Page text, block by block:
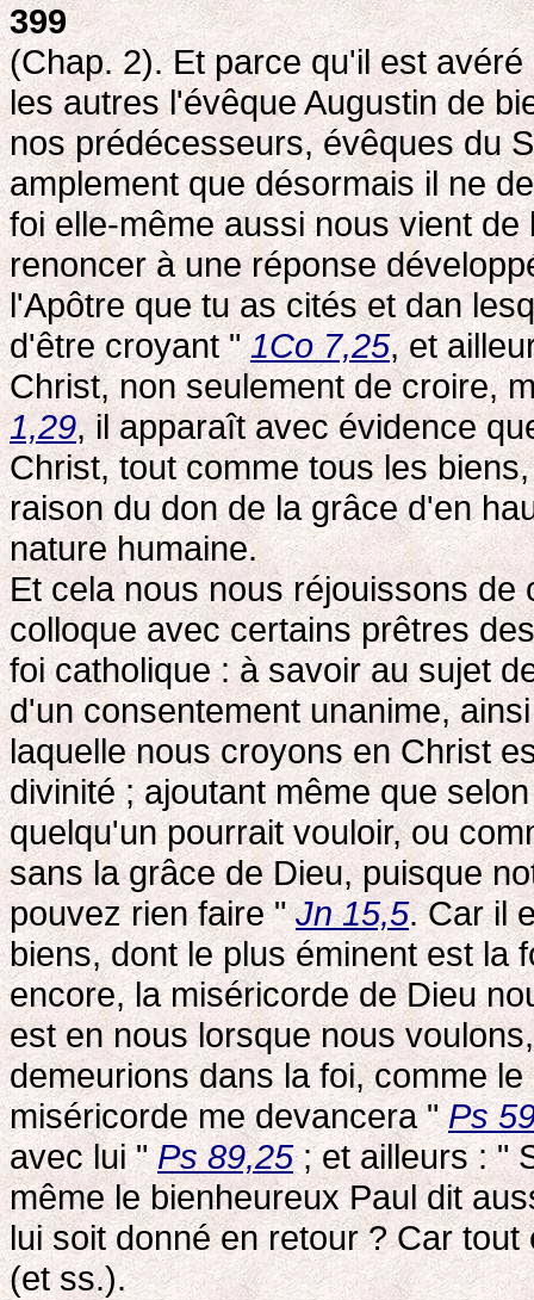
399
(Chap. 2). Et parce qu'il est
les autres l'évêque Augustin de
nos prédécesseurs, évêques du
amplement que désormais il ne
foi elle-même aussi nous vient
renoncer à une réponse
l'Apôtre que tu as cités et dan
d'être croyant "1Co 7,25, et
Christ, non seulement de croire,
1,29, il apparaît avec évidence
Christ, tout comme tous les
raison du don de la grâce d'en
nature humaine.
Et cela nous nous réjouissons
colloque avec certains prêtres
foi catholique : à savoir au sujet
d'un consentement unanime,
laquelle nous croyons en Christ
divinité ; ajoutant même que
quelqu'un pourrait vouloir, ou
sans la grâce de Dieu, puisque
pouvez rien faire "Jn 15,5. Car il
biens, dont le plus éminent est la
encore, la miséricorde de Dieu
est en nous lorsque nous
demeurions dans la foi, comme
miséricorde me devancera "Ps
avec lui "Ps 89,25; et ailleurs : "
même le bienheureux Paul dit
lui soit donné en retour ? Car
(et ss.).